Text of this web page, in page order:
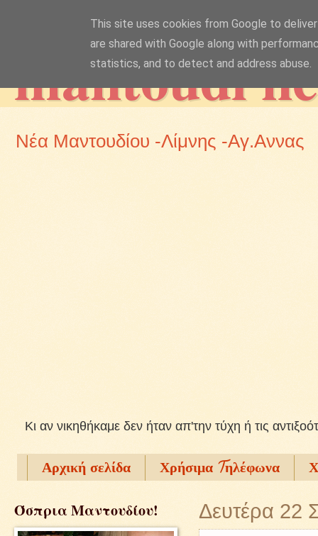
mantoudi
Νέα Μαντουδίου -Λίμνης -Αγ.Αννας
Kι αν νικηθήκαμε δεν ήταν απ'την τύχη ή τις
Αρχική σελίδα Χρήσιμα Tηλέφωνα
Δευτέρα 22
Όσπρια Μαντουδίου!
This site uses cookies from Google to
are shared with Google along with
statistics, and to detect and address abuse.